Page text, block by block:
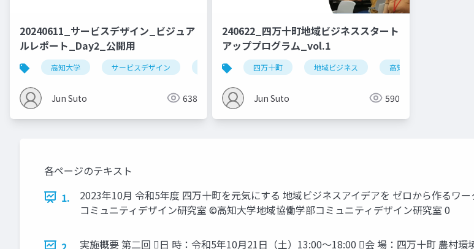
20240611_サービスデザイン_ビジュア
ルレポート_Day2_公開用
高知大学 サービスデザイン デザイン思考
Jun Suto 638
240622_四万十町地域ビジネススタート
アッププログラム_vol.1
四万十町 地域ビジネス 高知大学
Jun Suto 590
各ページのテキスト
1.
2023年10月 令和5年度 四万十町を元気にする 地域ビジネスアイデアを ゼロから作るワ
コミュニティデザイン研究室 ©高知大学地域協働学部コミュニティデザイン研究室 0
実施概要 第二回 日 時：令和5年10月21日（土）13:00〜18:00 会 場：四万十町 農村